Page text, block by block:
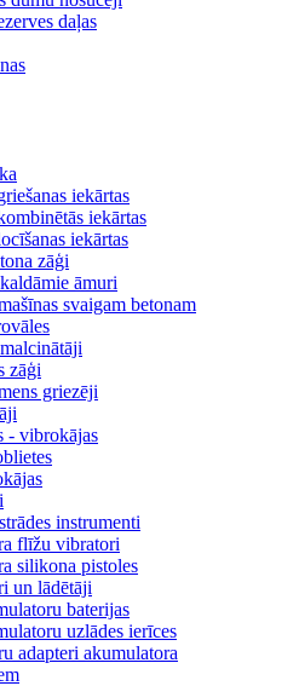
daļas
iekārtas
iekārtas
iekārtas
zāģi
āmuri
svaigam betonam
zāģi
griezēji
- vibrokājas
instrumenti
flīžu vibratori
silikona pistoles
un lādētāji
baterijas
uzlādes ierīces
adapteri akumulatora